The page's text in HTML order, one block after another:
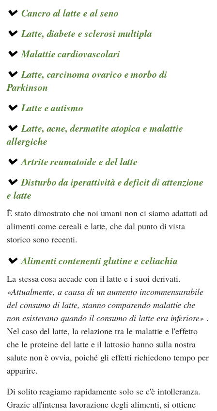
Cancro al latte e al seno
Latte, diabete e sclerosi multipla
Malattie cardiovascolari
Latte, carcinoma ovarico e morbo di
Parkinson
Latte e autismo
Latte, acne, dermatite atopica e malattie
allergiche
Artrite reumatoide e del latte
Disturbo da iperattività e deficit di attenzione
e latte
È stato dimostrato che noi umani non ci siamo adattati ad
alimenti come cereali e latte, che dal punto di vista
storico sono recenti.
Alimenti contenenti glutine e celiachia
La stessa cosa accade con il latte e i suoi derivati.
Attualmente, a causa di un aumento incommensurabile
del consumo di latte, stanno comparendo malattie che
non esistevano quando il consumo di latte era inferiore .
Nel caso del latte, la relazione tra le malattie e l'effetto
che le proteine del latte e il lattosio hanno sulla nostra
salute non è ovvia, poiché gli effetti richiedono tempo per
apparire.
Di solito reagiamo rapidamente solo se c'è intolleranza.
Grazie all'intensa lavorazione degli alimenti, si ottiene